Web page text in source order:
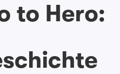
to Hero: